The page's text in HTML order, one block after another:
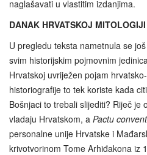
naglašavati u vlastitim izdanjima.
DANAK HRVATSKOJ MITOLOGIJI
U pregledu teksta nametnula se
svim historijskim pojmovnim
Hrvatskoj uvriježen pojam
historiografije to tek koriste kada
Bošnjaci to trebali slijediti? Riječ je
vladaju Hrvatskom, a Pactu
personalne unije Hrvatske i
krivotvorinom Tome Arhiđakona iz